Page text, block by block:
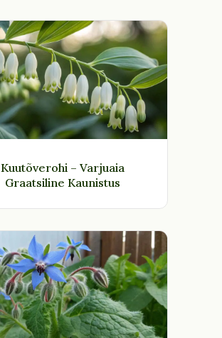
Kuutõverohi – Varjuaia
Graatsiline Kaunistus